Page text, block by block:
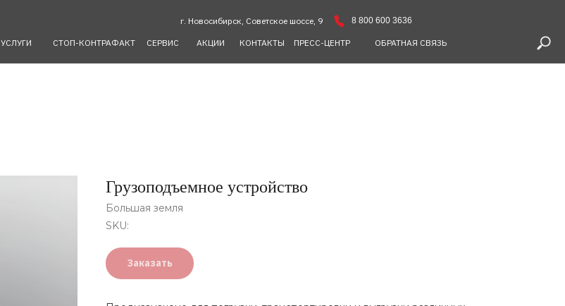
ОБРАТНАЯ СВЯЗЬ
ПРЕСС-ЦЕНТР
КОНТАКТЫ
АКЦИИ
СЕРВИС
СТОП-КОНТРАФАКТ
УСЛУГИ
г. Новосибирск, Советское шоссе, 9 8 800 600 3636
Грузоподъемное устройство
Большая земля
SKU:
Заказать